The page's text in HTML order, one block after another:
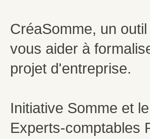
CréaSomme, un
vous aider à
projet d'entreprise.
Initiative Somme et
Experts-comptables